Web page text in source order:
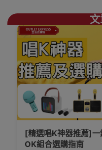
[精選唱K神器推薦]
OK組合選購指南